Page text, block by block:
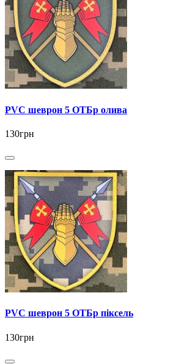
PVC шеврон 5 ОТБр олива
130грн
PVC шеврон 5 ОТБр піксель
130грн